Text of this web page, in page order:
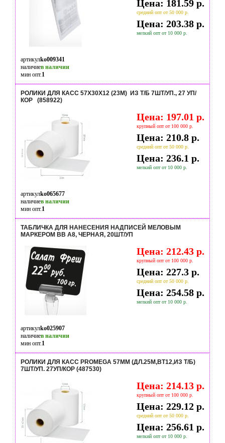
Цена: 181.59 р.
средний опт от 50 000 р.
Цена: 203.38 р.
мелкий опт от 10 000 р.
артикулko009341
наличиев наличии
мин опт.1
РОЛИКИ ДЛЯ КАСС 57Х30Х12 (23М) ИЗ Т/Б 7ШТ/УП., 27 УП/
КОР (858922)
Цена: 197.01 р.
крупный опт от 100 000 р.
Цена: 210.8 р.
средний опт от 50 000 р.
Цена: 236.1 р.
мелкий опт от 10 000 р.
артикулko065677
наличиев наличии
мин опт.1
ТАБЛИЧКА ДЛЯ НАНЕСЕНИЯ НАДПИСЕЙ МЕЛОВЫМ
МАРКЕРОМ BB A8, ЧЕРНАЯ, 20ШТ/УП
Цена: 212.43 р.
крупный опт от 100 000 р.
Цена: 227.3 р.
средний опт от 50 000 р.
Цена: 254.58 р.
мелкий опт от 10 000 р.
артикулko025907
наличиев наличии
мин опт.1
РОЛИКИ ДЛЯ КАСС PROMEGA 57ММ (ДЛ.25М,ВТ12,ИЗ Т/Б)
7ШТ/УП. 27УП/КОР (487530)
Цена: 214.13 р.
крупный опт от 100 000 р.
Цена: 229.12 р.
средний опт от 50 000 р.
Цена: 256.61 р.
мелкий опт от 10 000 р.